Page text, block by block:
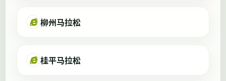
柳州马拉松
桂平马拉松